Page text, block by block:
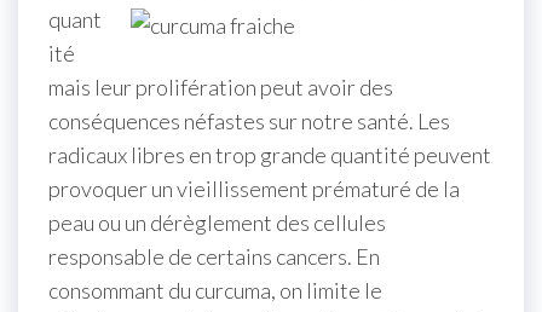
quant
ité
mais leur prolifération peut avoir des
conséquences néfastes sur notre santé. Les
radicaux libres en trop grande quantité peuvent
provoquer un vieillissement prématuré de la
peau ou un dérèglement des cellules
responsable de certains cancers. En
consommant du curcuma, on limite le